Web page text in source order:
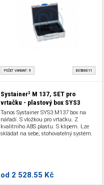
POČET VARIANT: 9 83500011
Systainer³ M 137, SET pro
vrtačku - plastový box SYS3
Tanos Systainer SYS3 M137 box na
nářadí. S vložkou pro vrtačku. Z
kvalitního ABS plastu. S klipem. Lze
skládat na sebe, stohovatelný systém.
od 2 528.55 Kč